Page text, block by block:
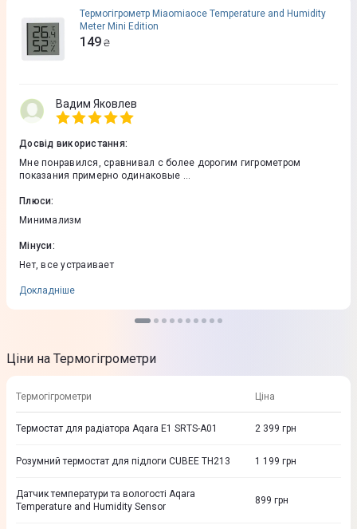
Термогігрометр Miaomiaoce Temperature and Humidity
Meter Mini Edition
149 ₴
Вадим Яковлев
Досвід використання:
Мне понравился, сравнивал с более дорогим гигрометром
показания примерно одинаковые ...
Плюси:
Минимализм
Мінуси:
Нет, все устраивает
Докладніше
Ціни на Термогігрометри
Термогігрометри Ціна
Термостат для радіатора Aqara E1 SRTS-A01 2 399 грн
Розумний термостат для підлоги CUBEE TH213 1 199 грн
Датчик температури та вологості Aqara
Temperature and Humidity Sensor
899 грн